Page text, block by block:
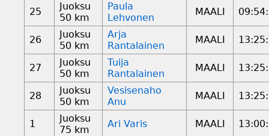
25
Juoksu
50 km
Paula
Lehvonen
MAALI
26
Juoksu
50 km
Arja
Rantalainen
MAALI
27
Juoksu
50 km
Tuija
Rantalainen
MAALI
28
Juoksu
50 km
Vesisenaho
Anu
MAALI
1
Juoksu
75 km
Ari Varis MAALI